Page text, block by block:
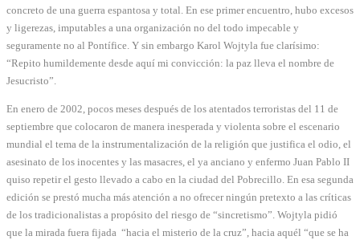
concreto de una guerra espantosa y total. En ese primer encuentro, hubo excesos
y ligerezas, imputables a una organización no del todo impecable y
seguramente no al Pontífice. Y sin embargo Karol Wojtyla fue clarísimo:
“Repito humildemente desde aquí mi convicción: la paz lleva el nombre de
Jesucristo”.
En enero de 2002, pocos meses después de los atentados terroristas del 11 de
septiembre que colocaron de manera inesperada y violenta sobre el escenario
mundial el tema de la instrumentalización de la religión que justifica el odio, el
asesinato de los inocentes y las masacres, el ya anciano y enfermo Juan Pablo II
quiso repetir el gesto llevado a cabo en la ciudad del Pobrecillo. En esa segunda
edición se prestó mucha más atención a no ofrecer ningún pretexto a las críticas
de los tradicionalistas a propósito del riesgo de “sincretismo”. Wojtyla pidió
que la mirada fuera fijada “hacia el misterio de la cruz”, hacia aquél “que se ha